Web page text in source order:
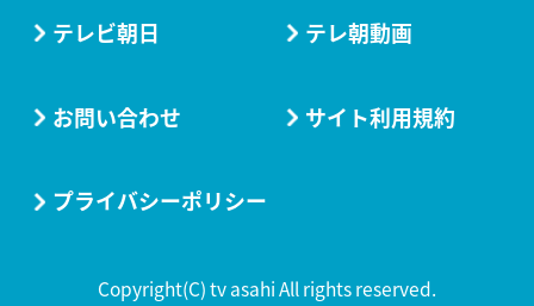
テレビ朝日 テレ朝動画
お問い合わせ サイト利用規約
プライバシーポリシー
Copyright(C) tv asahi All rights reserved.